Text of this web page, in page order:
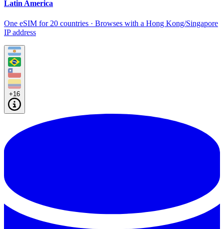
Latin America
One eSIM for 20 countries · Browses with a Hong Kong/Singapore
IP address
+16